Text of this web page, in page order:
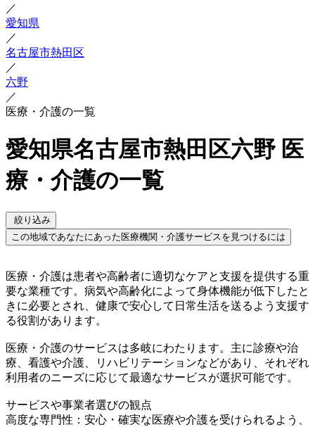
／
愛知県
／
名古屋市熱田区
／
六野
／
医療・介護の一覧
愛知県名古屋市熱田区六野 医
療・介護の一覧
絞り込み
この地域であなたにあった医療機関・介護サービスを見つけるには
医療・介護は患者や高齢者に適切なケアと支援を提供する重
要な業種です。病気や高齢化によって身体機能が低下したと
きに必要とされ、健康で安心して日常生活を送るよう支援す
る役割があります。
医療・介護のサービスは多岐にわたります。主に診療や治
療、看護や介護、リハビリテーションなどがあり、それぞれ
利用者のニーズに応じて最適なサービスが選択可能です。
サービスや事業者選びの観点
高度な専門性：安心・確実な医療や介護を受けられるよう、